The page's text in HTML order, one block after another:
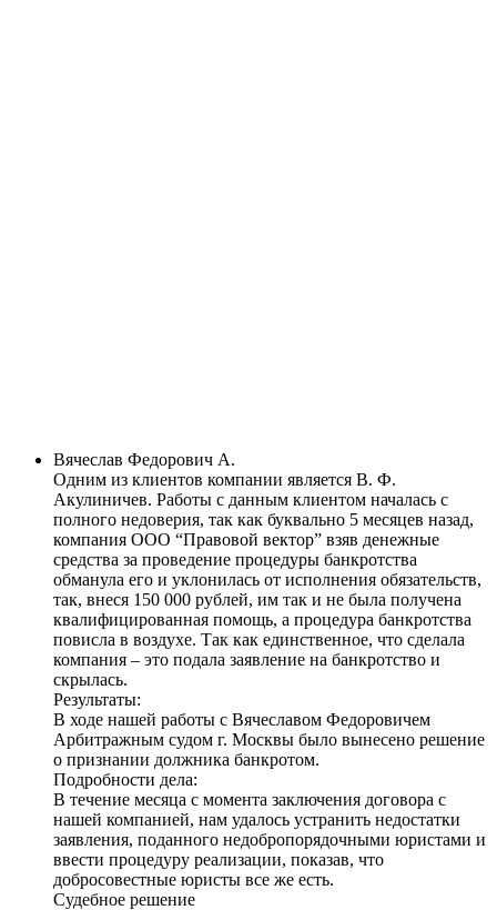
Вячеслав Федорович А.
Одним из клиентов компании является В. Ф.
Акулиничев. Работы с данным клиентом началась с
полного недоверия, так как буквально 5 месяцев назад,
компания ООО “Правовой вектор” взяв денежные
средства за проведение процедуры банкротства
обманула его и уклонилась от исполнения обязательств,
так, внеся 150 000 рублей, им так и не была получена
квалифицированная помощь, а процедура банкротства
повисла в воздухе. Так как единственное, что сделала
компания – это подала заявление на банкротство и
скрылась.
Результаты:
В ходе нашей работы с Вячеславом Федоровичем
Арбитражным судом г. Москвы было вынесено решение
о признании должника банкротом.
Подробности дела:
В течение месяца с момента заключения договора с
нашей компанией, нам удалось устранить недостатки
заявления, поданного недобропорядочными юристами и
ввести процедуру реализации, показав, что
добросовестные юристы все же есть.
Судебное решение